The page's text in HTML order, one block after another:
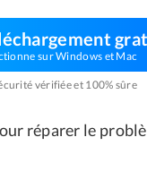
sur Windows et Mac
vérifiée et 100% sûre
réparer le